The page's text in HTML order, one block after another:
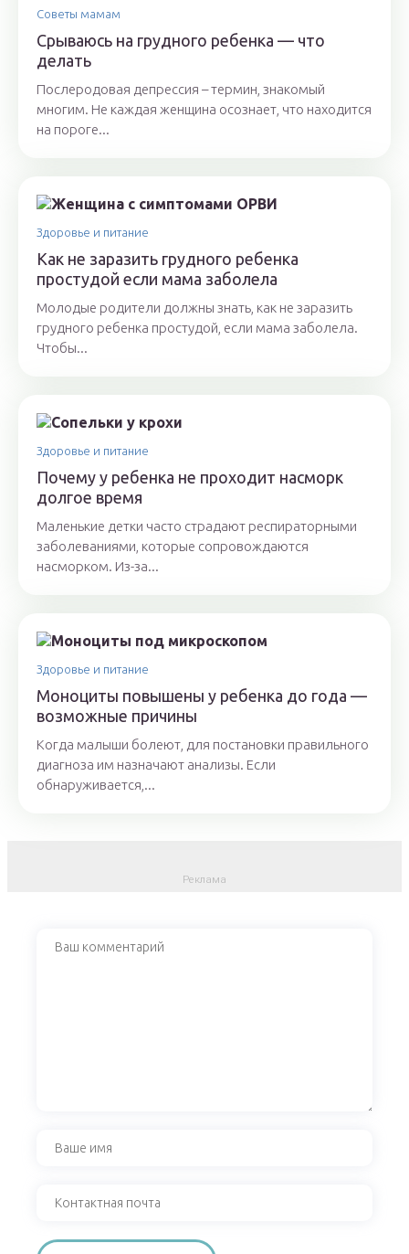
Советы мамам
Срываюсь на грудного ребенка — что
делать
Послеродовая депрессия – термин, знакомый
многим. Не каждая женщина осознает, что находится
на пороге...
Здоровье и питание
Как не заразить грудного ребенка
простудой если мама заболела
Молодые родители должны знать, как не заразить
грудного ребенка простудой, если мама заболела.
Чтобы...
Здоровье и питание
Почему у ребенка не проходит насморк
долгое время
Маленькие детки часто страдают респираторными
заболеваниями, которые сопровождаются
насморком. Из-за...
Здоровье и питание
Моноциты повышены у ребенка до года —
возможные причины
Когда малыши болеют, для постановки правильного
диагноза им назначают анализы. Если
обнаруживается,...